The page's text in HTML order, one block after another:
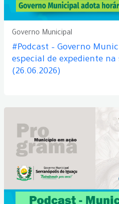
Governo Municipal
#Podcast – Governo
especial de expediente
(26.06.2026)